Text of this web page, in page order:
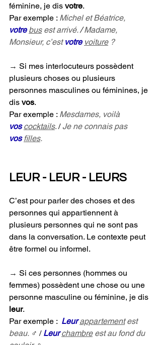
féminine, je dis votre.
Par exemple : Michel et Béatrice,
votre bus est arrivé. / Madame,
Monsieur, c’est votre voiture ?
→ Si mes interlocuteurs possèdent
plusieurs choses ou plusieurs
personnes masculines ou féminines, je
dis vos.
Par exemple : Mesdames, voilà
vos cocktails. / Je ne connais pas
vos filles.
LEUR - LEUR - LEURS
C’est pour parler des choses et des
personnes qui appartiennent à
plusieurs personnes qui ne sont pas
dans la conversation. Le contexte peut
être formel ou informel.
→ Si ces personnes (hommes ou
femmes) possèdent une chose ou une
personne masculine ou féminine, je dis
leur.
Par exemple : Leur appartement est
beau. ♂ / Leur chambre est au fond du